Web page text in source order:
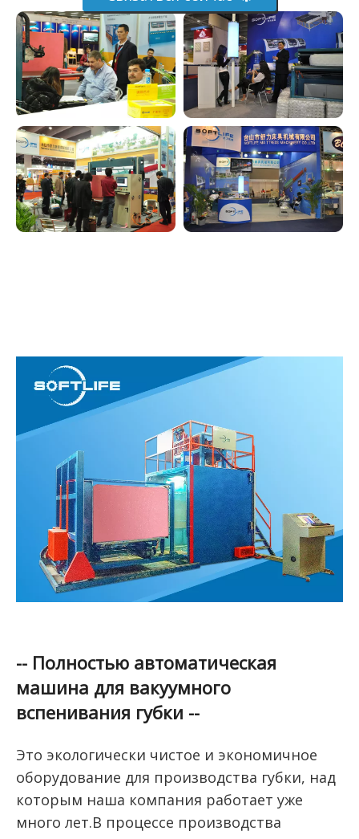
-- Полностью автоматическая
машина для вакуумного
вспенивания губки --
Это экологически чистое и экономичное
оборудование для производства губки, над
которым наша компания работает уже
много лет.В процессе производства